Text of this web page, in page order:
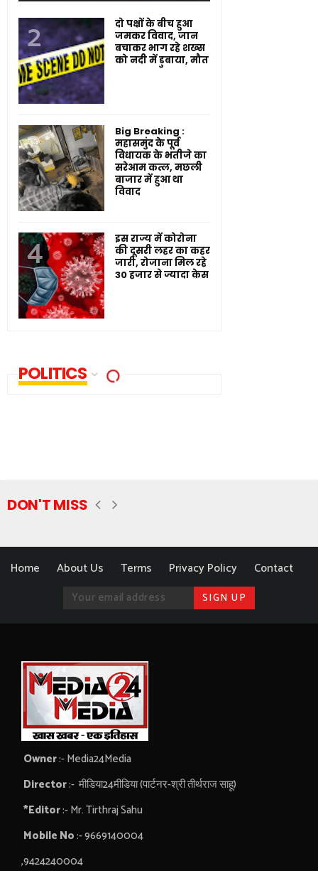
दो पक्षों के बीच हुआ
जमकर विवाद, जान
बचाकर भाग रहे शख्स
को नदी में डुबाया, मौत
Big Breaking :
महासमुंद के पूर्व
विधायक के भतीजे का
सरेआम कत्ल, मछली
बाजार में हुआ था
विवाद
इस राज्य में कोरोना
की दूसरी लहर का कहर
जारी, रोजाना मिल रहे
30 हजार से ज्यादा केस
POLITICS
DON'T MISS
Home About Us Terms Privacy Policy Contact
Owner:- Media24Media
Director:- मीडिया24मीडिया (पार्टनर-श्री तीर्थराज साहू)
*Editor:- Mr. Tirthraj Sahu
Mobile No:- 9669140004
,9424240004